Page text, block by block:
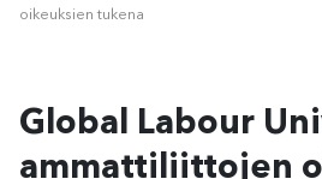
oikeuksien tukena
Global Labour
ammattiliittojen